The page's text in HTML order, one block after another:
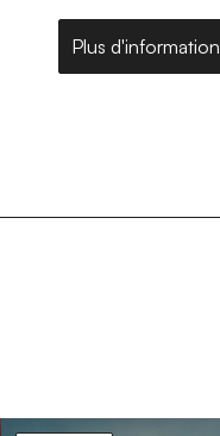
Plus d'information